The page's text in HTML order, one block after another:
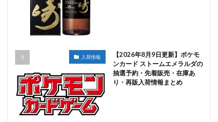
入荷情報
【2026年8月9日更新】ポケモ
ンカード ストームエメラルダの
抽選予約・先着販売・在庫あ
り・再販入荷情報まとめ